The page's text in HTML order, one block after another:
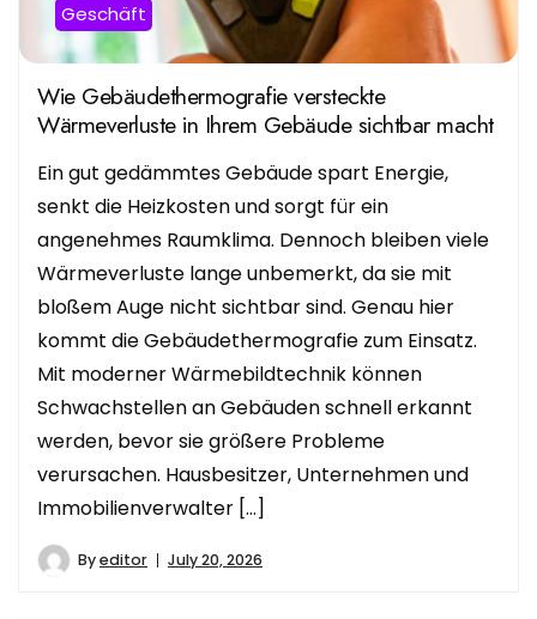
Geschäft
Wie Gebäudethermografie versteckte
Wärmeverluste in Ihrem Gebäude sichtbar macht
Ein gut gedämmtes Gebäude spart Energie,
senkt die Heizkosten und sorgt für ein
angenehmes Raumklima. Dennoch bleiben viele
Wärmeverluste lange unbemerkt, da sie mit
bloßem Auge nicht sichtbar sind. Genau hier
kommt die Gebäudethermografie zum Einsatz.
Mit moderner Wärmebildtechnik können
Schwachstellen an Gebäuden schnell erkannt
werden, bevor sie größere Probleme
verursachen. Hausbesitzer, Unternehmen und
Immobilienverwalter […]
Byeditor July 20, 2026